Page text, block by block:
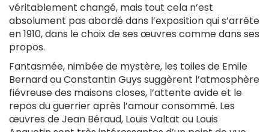
véritablement changé, mais tout cela n’est
absolument pas abordé dans l’exposition qui s’arrête
en 1910, dans le choix de ses œuvres comme dans ses
propos.
Fantasmée, nimbée de mystère, les toiles de Emile
Bernard ou Constantin Guys suggèrent l’atmosphère
fiévreuse des maisons closes, l’attente avide et le
repos du guerrier après l’amour consommé. Les
œuvres de Jean Béraud, Louis Valtat ou Louis